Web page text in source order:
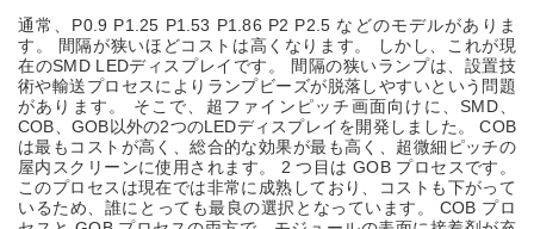
通常、P0.9 P1.25 P1.53 P1.86 P2 P2.5 などのモデルがありま
す。 間隔が狭いほどコストは高くなります。 しかし、これが現
在のSMD LEDディスプレイです。 間隔の狭いランプは、設置技
術や輸送プロセスによりランプビーズが脱落しやすいという問題
があります。 そこで、超ファインピッチ画面向けに、SMD、
COB、GOB以外の2つのLEDディスプレイを開発しました。 COB
は最もコストが高く、総合的な効果が最も高く、超微細ピッチの
屋内スクリーンに使用されます。 2 つ目は GOB プロセスです。
このプロセスは現在では非常に成熟しており、コストも下がって
いるため、誰にとっても最良の選択となっています。 COB プロ